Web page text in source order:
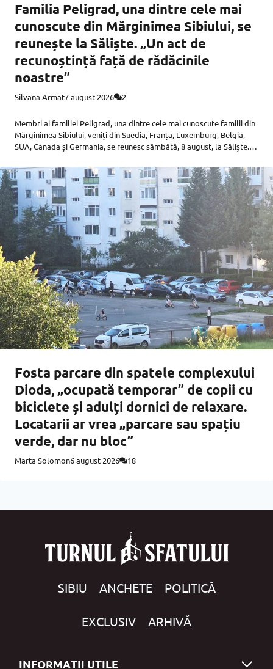
Familia Peligrad, una dintre cele mai
cunoscute din Mărginimea Sibiului, se
reunește la Săliște. „Un act de
recunoștință față de rădăcinile
noastre”
Silvana Armat7 august 2026 2
Membri ai familiei Peligrad, una dintre cele mai cunoscute familii din
Mărginimea Sibiului, veniți din Suedia, Franța, Luxemburg, Belgia,
SUA, Canada și Germania, se reunesc sâmbătă, 8 august, la Săliște.
Fosta parcare din spatele complexului
Dioda, „ocupată temporar” de copii cu
biciclete și adulți dornici de relaxare.
Locatarii ar vrea „parcare sau spațiu
verde, dar nu bloc”
Marta Solomon6 august 2026 18
SIBIU ANCHETE POLITICĂ
EXCLUSIV ARHIVĂ
INFORMAȚII UTILE